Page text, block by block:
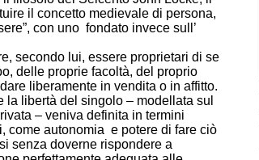
il concetto medievale di persona,
con uno fondato invece sull’
secondo lui, essere proprietari di se
delle proprie facoltà, del proprio
liberamente in vendita o in affitto.
la libertà del singolo – modellata sul
– veniva definita in termini
come autonomia e potere di fare ciò
senza doverne rispondere a